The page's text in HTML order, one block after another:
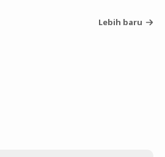
Lebih baru